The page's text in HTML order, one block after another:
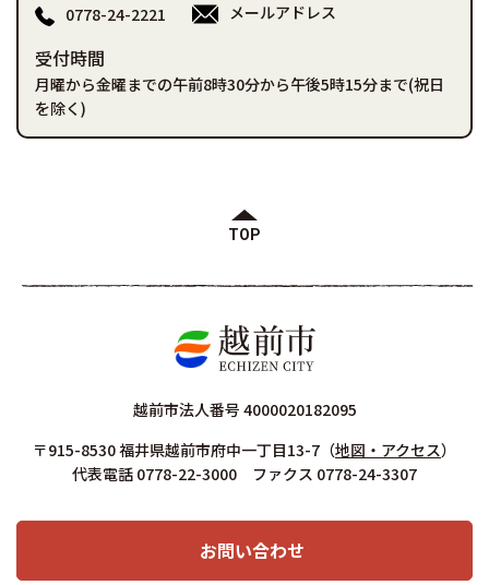
0778-24-2221 メールアドレス
受付時間
月曜から金曜までの午前8時30分から午後5時15分まで(祝日
を除く)
TOP
越前市法人番号 4000020182095
〒915-8530 福井県越前市府中一丁目13-7 （地図・アクセス）
代表電話 0778-22-3000 ファクス 0778-24-3307
お問い合わせ